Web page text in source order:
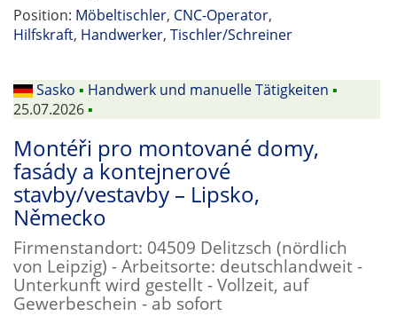
Position: Möbeltischler, CNC-Operator,
Hilfskraft, Handwerker, Tischler/Schreiner
Sasko ▪ Handwerk und manuelle Tätigkeiten ▪
25.07.2026▪
Montéři pro montované domy,
fasády a kontejnerové
stavby/vestavby – Lipsko,
Německo
Firmenstandort: 04509 Delitzsch (nördlich
von Leipzig) - Arbeitsorte: deutschlandweit -
Unterkunft wird gestellt - Vollzeit, auf
Gewerbeschein - ab sofort